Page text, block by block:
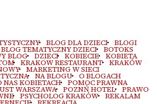
BLOG DLA DZIECI BLOGI
BLOG TEMATYCZNY DZIECI BOTOKS
BLOG DZIECI KOBIECIE KOBIETA
KRAKOW RESTAURANT KRAKÓW
MARKETING W SIECI
NA BLOGU O BLOGACH
NAS KOBIETACH POMOC PRAWNA
WARSZAWA POZNŃ HOTEL PRAWO
PSYCHOLOG KRAKÓW REKALAM